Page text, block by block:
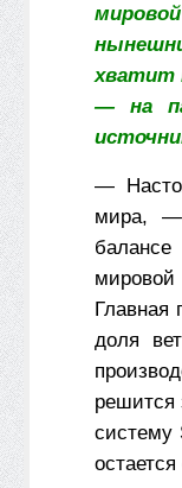
хватит
— на
—
мира, —
Главная
доля
решится
систему